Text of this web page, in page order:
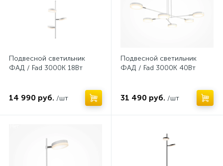
Подвесной светильник
ФАД / Fad 3000К 18Вт
14 990 руб. /шт
Подвесной светильник
ФАД / Fad 3000К 40Вт
31 490 руб. /шт